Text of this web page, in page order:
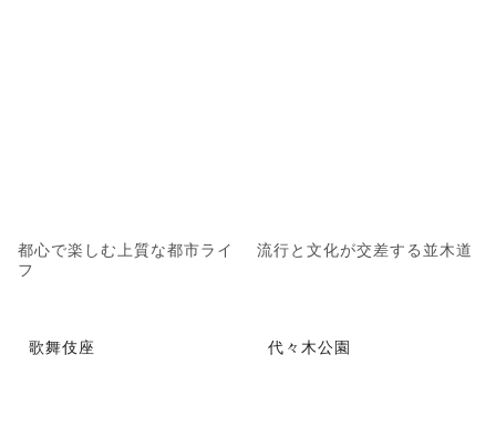
都心で楽しむ上質な都市ライ
フ
流行と文化が交差する並木道
歌舞伎座 代々木公園